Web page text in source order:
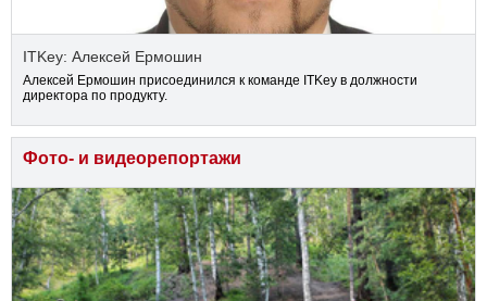
ITKey: Алексей Ермошин
Алексей Ермошин присоединился к команде ITKey в должности
директора по продукту.
Фото- и видеорепортажи